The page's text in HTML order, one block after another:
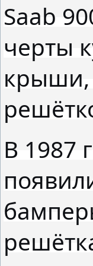
Saab
черты
крыши,
В 1987